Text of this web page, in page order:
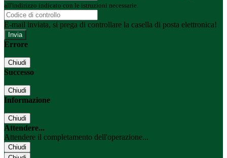
all'indirizzo indicato con le istruzioni necessarie.
E-mail inviata, si prega di controllare la casella di posta elettronica!
Errore
Chiudi
Successo
Chiudi
Informazione
Chiudi
Attendere...
Attendere il completamento dell'operazione...
Chiudi